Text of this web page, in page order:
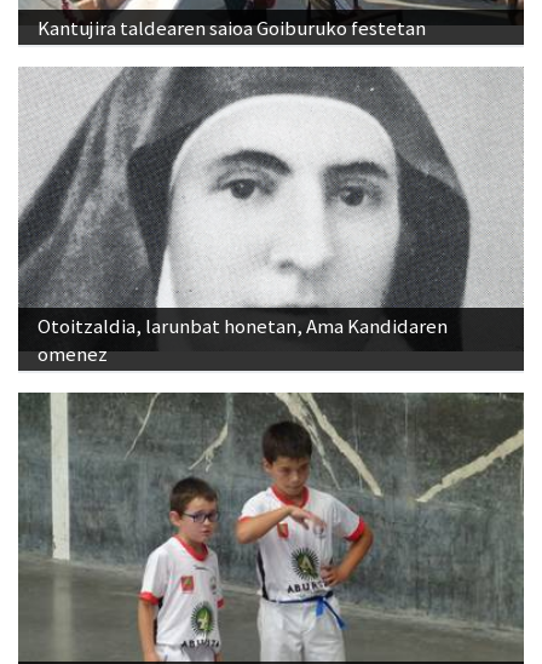
Kantujira taldearen saioa Goiburuko festetan
Otoitzaldia, larunbat honetan, Ama Kandidaren
omenez